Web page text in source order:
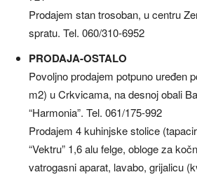
Prodajem stan trosoban, u centru
spratu. Tel. 060/310-6952
PRODAJA-OSTALO
Povoljno prodajem potpuno uređen
m2) u Crkvicama, na desnoj obali
“Harmonia”. Tel. 061/175-992
Prodajem 4 kuhinjske stolice
“Vektru” 1,6 alu felge, obloge za
vatrogasni aparat, lavabo, grijalicu